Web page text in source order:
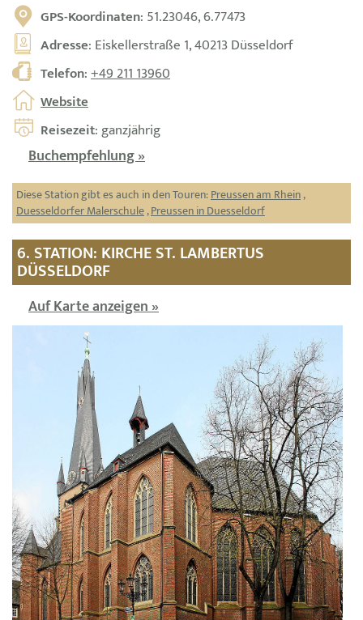
GPS-Koordinaten: 51.23046, 6.77473
Adresse: Eiskellerstraße 1, 40213 Düsseldorf
Telefon:+49 211 13960
Website
Reisezeit: ganzjährig
Buchempfehlung »
Diese Station gibt es auch in den Touren:Preussen am Rhein,
Duesseldorfer Malerschule,Preussen in Duesseldorf
6. STATION: KIRCHE ST. LAMBERTUS
DÜSSELDORF
Auf Karte anzeigen »